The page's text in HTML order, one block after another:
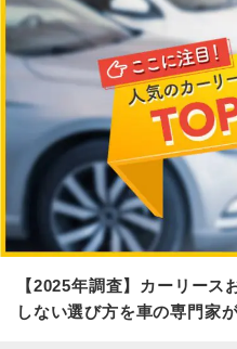
【2025年調査】カーリー
しない選び方を車の専門家